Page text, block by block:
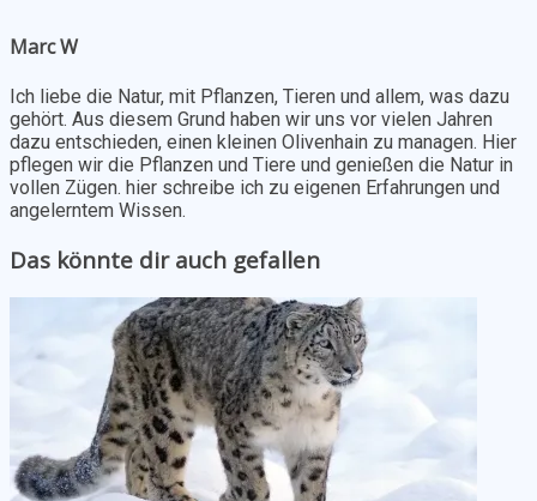
Marc W
Ich liebe die Natur, mit Pflanzen, Tieren und allem, was dazu
gehört. Aus diesem Grund haben wir uns vor vielen Jahren
dazu entschieden, einen kleinen Olivenhain zu managen. Hier
pflegen wir die Pflanzen und Tiere und genießen die Natur in
vollen Zügen. hier schreibe ich zu eigenen Erfahrungen und
angelerntem Wissen.
Das könnte dir auch gefallen